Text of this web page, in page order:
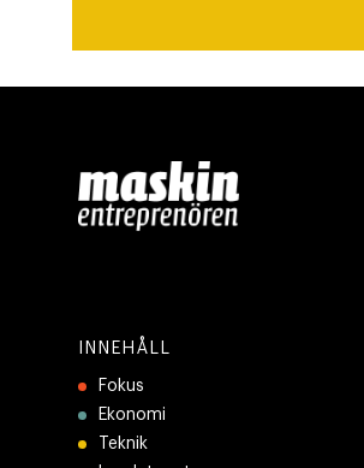
INNEHÅLL
Fokus
Ekonomi
Teknik